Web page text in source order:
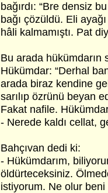
bağırdı: “Bre densiz
bağı çözüldü. Eli
hâli kalmamıştı. Pat
Bu arada hükümdarın
Hükümdar: “Derhal
arada biraz kendine
sarılıp özrünü beyan
Fakat nafile.
- Nerede kaldı cellat,
Bahçıvan dedi ki:
- Hükümdarım,
öldürteceksiniz.
istiyorum. Ne olur